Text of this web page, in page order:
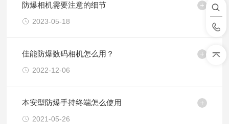
防爆相机需要注意的细节
2023-05-18
佳能防爆数码相机怎么用？
2022-12-06
本安型防爆手持终端怎么使用
2021-05-26